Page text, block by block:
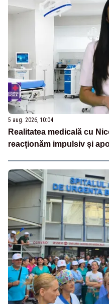
5 aug. 2026, 10:04
Realitatea medicală cu
reacționăm impulsiv și